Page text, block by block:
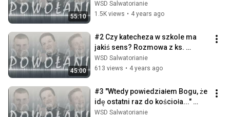
55:10
możliwe!
WSD Salwatorianie
1.5K views • 4 years ago
45:00
#2 Czy katecheza w szkole ma
jakiś sens? Rozmowa z ks.
Jurkiem Lazarkiem SDS
WSD Salwatorianie
613 views • 4 years ago
#3 "Wtedy powiedziałem Bogu, że
idę ostatni raz do kościoła..."
Rozmowa z dk. Pawłem
WSD Salwatorianie